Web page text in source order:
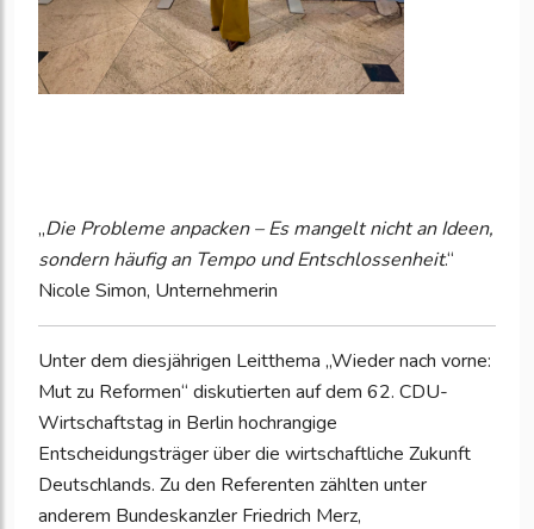
„Die Probleme anpacken – Es mangelt nicht an Ideen,
sondern häufig an Tempo und Entschlossenheit.“
Nicole Simon, Unternehmerin
Unter dem diesjährigen Leitthema „Wieder nach vorne:
Mut zu Reformen“ diskutierten auf dem 62. CDU-
Wirtschaftstag in Berlin hochrangige
Entscheidungsträger über die wirtschaftliche Zukunft
Deutschlands. Zu den Referenten zählten unter
anderem Bundeskanzler Friedrich Merz,